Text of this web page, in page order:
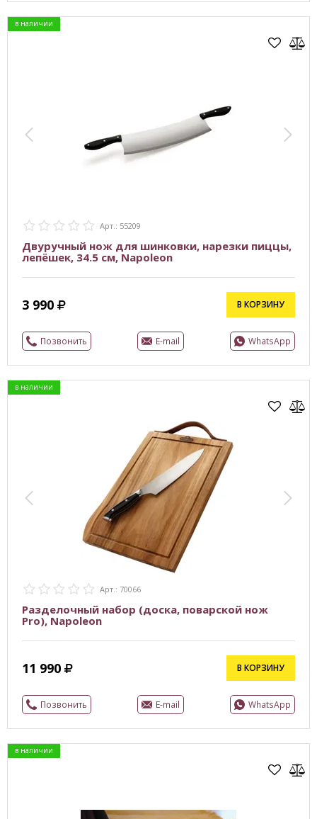
в наличии
Арт.: 55209
Двуручный нож для шинковки, нарезки пиццы,
лепёшек, 34.5 см, Napoleon
3 990 В КОРЗИНУ
Позвонить E-mail WhatsApp
в наличии
Арт.: 70066
Разделочный набор (доска, поварской нож
Pro), Napoleon
11 990 В КОРЗИНУ
Позвонить E-mail WhatsApp
в наличии